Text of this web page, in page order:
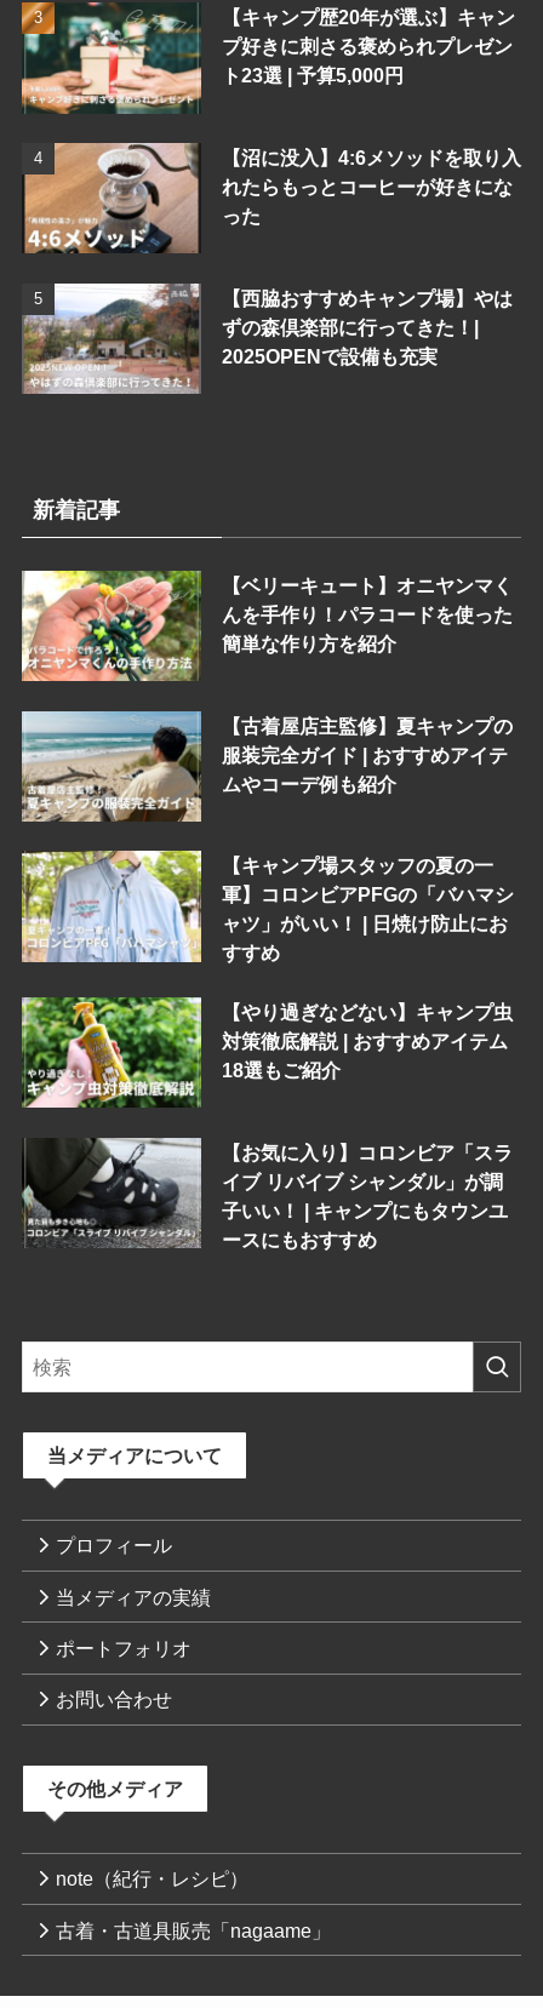
【キャンプ歴20年が選ぶ】キャン
プ好きに刺さる褒められプレゼン
ト23選 | 予算5,000円
【沼に没入】4:6メソッドを取り入
れたらもっとコーヒーが好きにな
った
【西脇おすすめキャンプ場】やは
ずの森倶楽部に行ってきた！|
2025OPENで設備も充実
新着記事
【ベリーキュート】オニヤンマく
んを手作り！パラコードを使った
簡単な作り方を紹介
【古着屋店主監修】夏キャンプの
服装完全ガイド | おすすめアイテ
ムやコーデ例も紹介
【キャンプ場スタッフの夏の一
軍】コロンビアPFGの「バハマシ
ャツ」がいい！ | 日焼け防止にお
すすめ
【やり過ぎなどない】キャンプ虫
対策徹底解説 | おすすめアイテム
18選もご紹介
【お気に入り】コロンビア「スラ
イブ リバイブ シャンダル」が調
子いい！ | キャンプにもタウンユ
ースにもおすすめ
当メディアについて
プロフィール
当メディアの実績
ポートフォリオ
お問い合わせ
その他メディア
note（紀行・レシピ）
古着・古道具販売「nagaame」